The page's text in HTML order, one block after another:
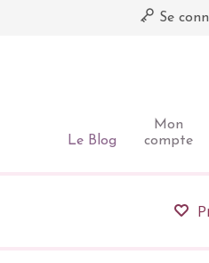
Se
Mon
compte
Le Blog